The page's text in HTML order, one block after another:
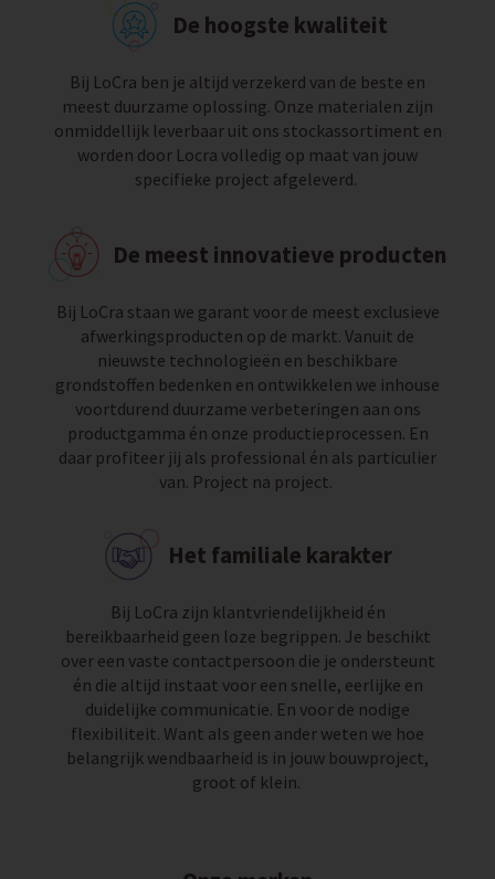
De hoogste kwaliteit
Bij LoCra ben je altijd verzekerd van de beste en
meest duurzame oplossing. Onze materialen zijn
onmiddellijk leverbaar uit ons stockassortiment en
worden door Locra volledig op maat van jouw
specifieke project afgeleverd.
De meest innovatieve producten
Bij LoCra staan we garant voor de meest exclusieve
afwerkingsproducten op de markt. Vanuit de
nieuwste technologieën en beschikbare
grondstoffen bedenken en ontwikkelen we inhouse
voortdurend duurzame verbeteringen aan ons
productgamma én onze productieprocessen. En
daar profiteer jij als professional én als particulier
van. Project na project.
Het familiale karakter
Bij LoCra zijn klantvriendelijkheid én
bereikbaarheid geen loze begrippen. Je beschikt
over een vaste contactpersoon die je ondersteunt
én die altijd instaat voor een snelle, eerlijke en
duidelijke communicatie. En voor de nodige
flexibiliteit. Want als geen ander weten we hoe
belangrijk wendbaarheid is in jouw bouwproject,
groot of klein.